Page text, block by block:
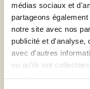
médias sociaux et
partageons
notre site avec nos
publicité et d'analyse,
avec d'autres
ou qu'ils ont